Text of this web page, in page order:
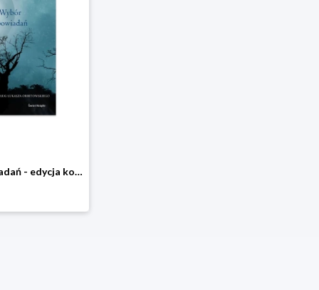
Wybór opowiadań - edycja kolekcjonerska Świat książki